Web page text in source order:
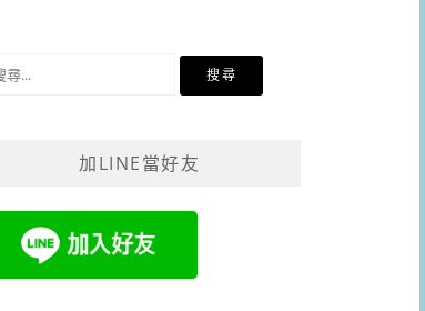
加LINE當好友